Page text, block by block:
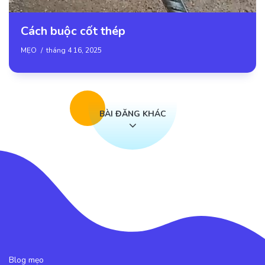
Cách buộc cốt thép
MẸO tháng 4 16, 2025
BÀI ĐĂNG KHÁC
Blog mẹo